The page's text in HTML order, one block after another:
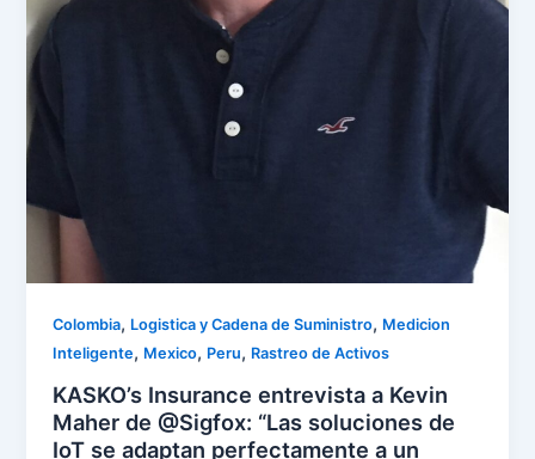
Colombia, Logistica y Cadena de Suministro, Medicion
Inteligente, Mexico, Peru, Rastreo de Activos
KASKO’s Insurance entrevista a Kevin
Maher de @Sigfox: “Las soluciones de
IoT se adaptan perfectamente a un